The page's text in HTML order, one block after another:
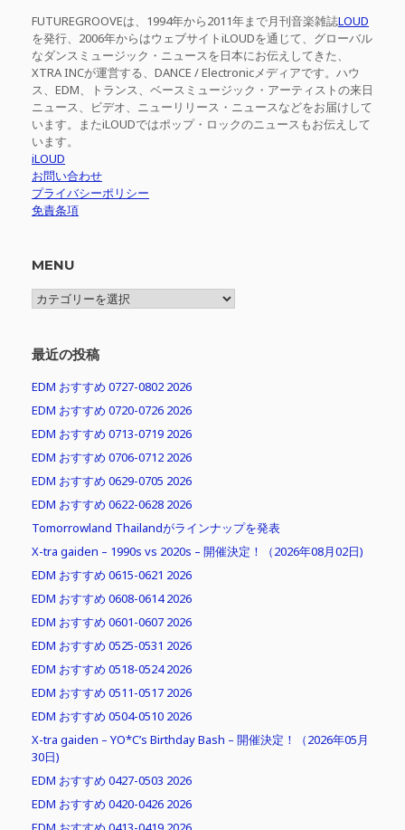
FUTUREGROOVEは、1994年から2011年まで月刊音楽雑誌LOUD
を発行、2006年からはウェブサイトiLOUDを通じて、グローバル
なダンスミュージック・ニュースを日本にお伝えしてきた、
XTRA INCが運営する、DANCE / Electronicメディアです。ハウ
ス、EDM、トランス、ベースミュージック・アーティストの来日
ニュース、ビデオ、ニューリリース・ニュースなどをお届けして
います。またiLOUDではポップ・ロックのニュースもお伝えして
います。
iLOUD
お問い合わせ
プライバシーポリシー
免責条項
MENU
MENU
最近の投稿
EDM おすすめ 0727-0802 2026
EDM おすすめ 0720-0726 2026
EDM おすすめ 0713-0719 2026
EDM おすすめ 0706-0712 2026
EDM おすすめ 0629-0705 2026
EDM おすすめ 0622-0628 2026
Tomorrowland Thailandがラインナップを発表
X-tra gaiden – 1990s vs 2020s – 開催決定！（2026年08月02日)
EDM おすすめ 0615-0621 2026
EDM おすすめ 0608-0614 2026
EDM おすすめ 0601-0607 2026
EDM おすすめ 0525-0531 2026
EDM おすすめ 0518-0524 2026
EDM おすすめ 0511-0517 2026
EDM おすすめ 0504-0510 2026
X-tra gaiden – YO*C’s Birthday Bash – 開催決定！（2026年05月
30日)
EDM おすすめ 0427-0503 2026
EDM おすすめ 0420-0426 2026